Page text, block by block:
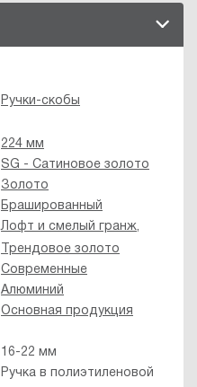
Ручки-скобы
224 мм
SG - Сатиновое золото
Золото
Брашированный
Лофт и смелый гранж,
Трендовое золото
Современные
Алюминий
Основная продукция
16-22 мм
Ручка в полиэтиленовой